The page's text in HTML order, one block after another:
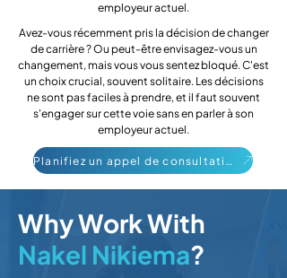
employeur actuel.
Avez-vous récemment pris la décision de changer
de carrière ? Ou peut-être envisagez-vous un
changement, mais vous vous sentez bloqué. C'est
un choix crucial, souvent solitaire. Les décisions
ne sont pas faciles à prendre, et il faut souvent
s'engager sur cette voie sans en parler à son
employeur actuel.
Planifiez un appel de consultation gratuit
Why Work With
Nakel Nikiema?